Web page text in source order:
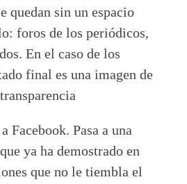
quedan sin un espacio
foros de los periódicos,
En el caso de los
final es una imagen de
Facebook. Pasa a una
ya ha demostrado en
que no le tiembla el